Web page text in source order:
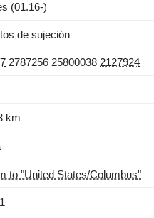
(01.16-)
de sujeción
2787256 25800038 2127924
km
to "United States/Columbus"